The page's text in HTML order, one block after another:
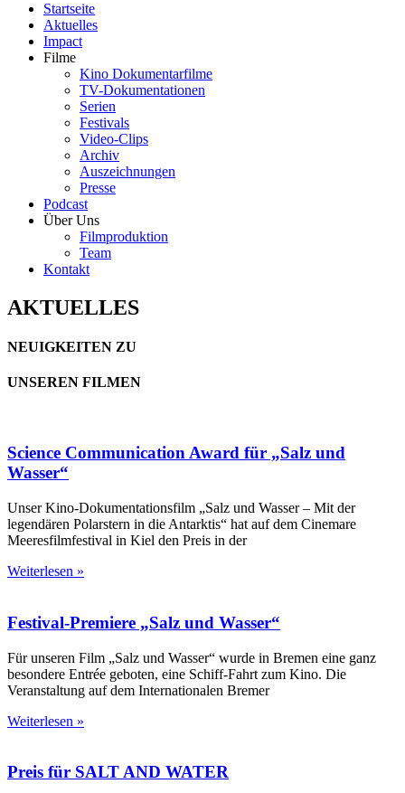
Startseite
Aktuelles
Impact
Filme
Kino Dokumentarfilme
TV-Dokumentationen
Serien
Festivals
Video-Clips
Archiv
Auszeichnungen
Presse
Podcast
Über Uns
Filmproduktion
Team
Kontakt
AKTUELLES
NEUIGKEITEN ZU
UNSEREN FILMEN
Science Communication Award für „Salz und
Wasser“
Unser Kino-Dokumentationsfilm „Salz und Wasser – Mit der
legendären Polarstern in die Antarktis“ hat auf dem Cinemare
Meeresfilmfestival in Kiel den Preis in der
Weiterlesen »
Festival-Premiere „Salz und Wasser“
Für unseren Film „Salz und Wasser“ wurde in Bremen eine ganz
besondere Entrée geboten, eine Schiff-Fahrt zum Kino. Die
Veranstaltung auf dem Internationalen Bremer
Weiterlesen »
Preis für SALT AND WATER